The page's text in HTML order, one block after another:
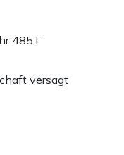
485T
versagt